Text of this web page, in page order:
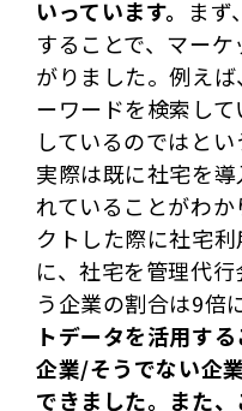
いっています。 まず
することで、マー
がりました。例え
ーワードを検索し
しているのではとい
実際は既に社宅を
れていることがわ
クトした際に社宅
に、社宅を管理代
う企業の割合は9倍
トデータを活用す
企業/そうでない企
できました。また、